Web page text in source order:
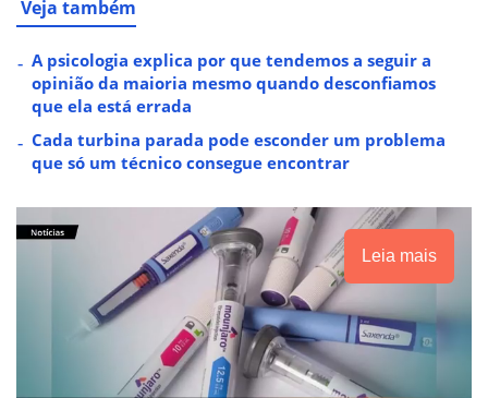
Veja também
A psicologia explica por que tendemos a seguir a
opinião da maioria mesmo quando desconfiamos
que ela está errada
Cada turbina parada pode esconder um problema
que só um técnico consegue encontrar
Leia mais